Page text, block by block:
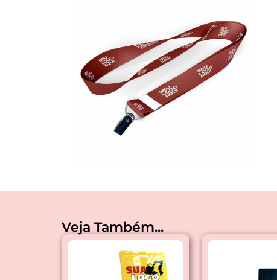
Veja Também...